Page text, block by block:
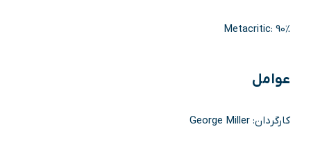
Metacritic: 90%
عوامل
کارگردان: George Miller